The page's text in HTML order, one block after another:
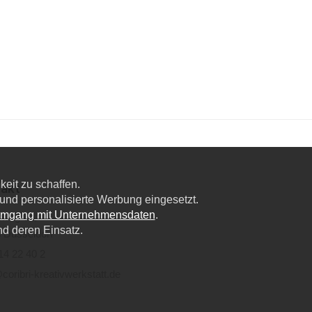
6a,
Düsseldorf
zu schaffen.
personalisierte Werbung eingesetzt.
mit Unternehmensdaten.
deren Einsatz.